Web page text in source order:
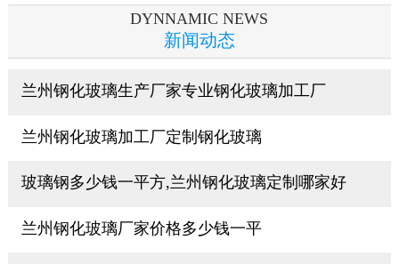
DYNNAMIC NEWS
新闻动态
兰州钢化玻璃生产厂家专业钢化玻璃加工厂
兰州钢化玻璃加工厂定制钢化玻璃
玻璃钢多少钱一平方,兰州钢化玻璃定制哪家好
兰州钢化玻璃厂家价格多少钱一平